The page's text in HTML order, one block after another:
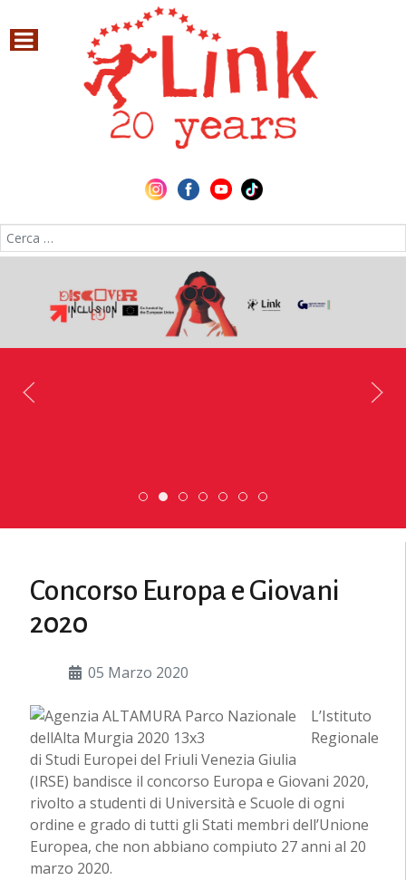
Cerca nel sito
Scambio Giovanile » 19 - 28 maggio
Scopri dove sono i nostri
ESC » Volontariato
DiscoverEu Inclusion
Concorso Europa e Giovani
2020
05 Marzo 2020
L’Istituto
Regionale
di Studi Europei del Friuli Venezia Giulia
(IRSE) bandisce il concorso Europa e Giovani 2020,
rivolto a studenti di Università e Scuole di ogni
ordine e grado di tutti gli Stati membri dell’Unione
Europea, che non abbiano compiuto 27 anni al 20
marzo 2020.